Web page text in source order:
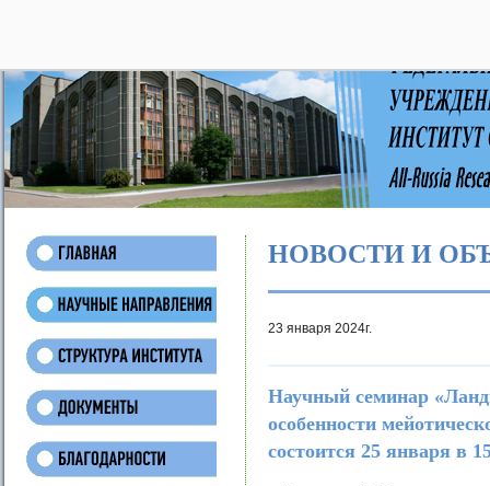
НОВОСТИ И
23 января 2024г.
Научный семинар
особенности
состоится 25 января в